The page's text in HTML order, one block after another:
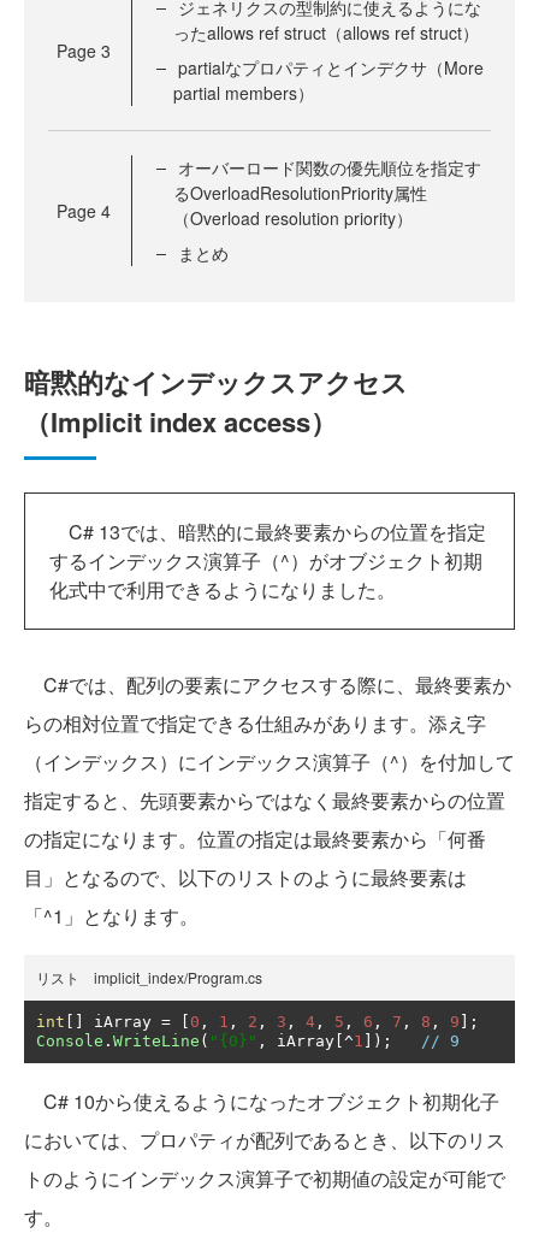
Page 3
ジェネリクスの型制約に使えるようにな
ったallows ref struct（allows ref struct）
partialなプロパティとインデクサ（More
partial members）
Page 4
オーバーロード関数の優先順位を指定す
るOverloadResolutionPriority属性
（Overload resolution priority）
まとめ
暗黙的なインデックスアクセス
（Implicit index access）
C# 13では、暗黙的に最終要素からの位置を指定
するインデックス演算子（^）がオブジェクト初期
化式中で利用できるようになりました。
C#では、配列の要素にアクセスする際に、最終要素か
らの相対位置で指定できる仕組みがあります。添え字
（インデックス）にインデックス演算子（^）を付加して
指定すると、先頭要素からではなく最終要素からの位置
の指定になります。位置の指定は最終要素から「何番
目」となるので、以下のリストのように最終要素は
「^1」となります。
リスト implicit_index/Program.cs
int iArray = 0 , 1 , 2 , 3 , 4 , 5 , 6 , 7 , 8 , 9 ];
Console . WriteLine ( "{0}" , iArray [^1 ]); // 9
C# 10から使えるようになったオブジェクト初期化子
においては、プロパティが配列であるとき、以下のリス
トのようにインデックス演算子で初期値の設定が可能で
す。